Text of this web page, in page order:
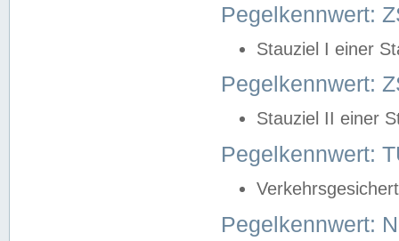
Pegelkennwert:
Stauziel I einer
Pegelkennwert:
Stauziel II einer
Pegelkennwert:
Pegelkennwert: